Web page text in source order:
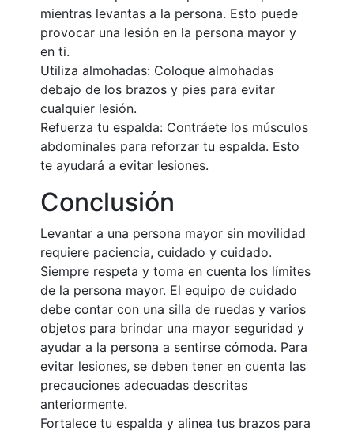
mientras levantas a la persona. Esto puede
provocar una lesión en la persona mayor y
en ti.
Utiliza almohadas: Coloque almohadas
debajo de los brazos y pies para evitar
cualquier lesión.
Refuerza tu espalda: Contráete los músculos
abdominales para reforzar tu espalda. Esto
te ayudará a evitar lesiones.
Conclusión
Levantar a una persona mayor sin movilidad
requiere paciencia, cuidado y cuidado.
Siempre respeta y toma en cuenta los límites
de la persona mayor. El equipo de cuidado
debe contar con una silla de ruedas y varios
objetos para brindar una mayor seguridad y
ayudar a la persona a sentirse cómoda. Para
evitar lesiones, se deben tener en cuenta las
precauciones adecuadas descritas
anteriormente.
Fortalece tu espalda y alinea tus brazos para